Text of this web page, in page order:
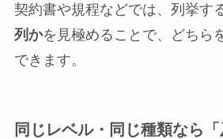
契約書や規程などでは、列挙す
列かを見極めることで、どちら
できます。
同じレベル・同じ種類なら「